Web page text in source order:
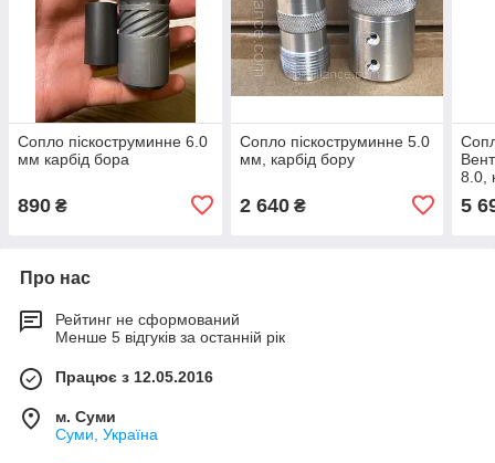
Сопло піскоструминне 6.0
мм карбід бора
890 ₴
Сопло піскоструминне 5.0
мм, карбід бору
2 640₴
8.0,
5
Про нас
Рейтинг не сформований
Менше 5 відгуків за останній рік
Працює з 12.05.2016
м. Суми
Суми, Україна